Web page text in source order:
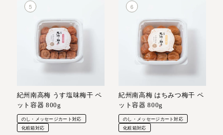
紀州南高梅 うす塩味梅干 ペ
ット容器 800g
のし・メッセージカート対応
化粧箱対応
紀州南高梅 はちみつ梅干 ペ
ット容器 800g
のし・メッセージカート対応
化粧箱対応